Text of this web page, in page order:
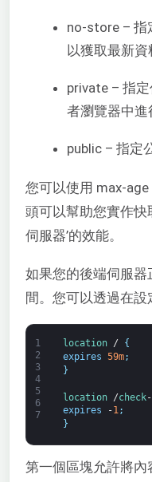
no-store – 指
以獲取最新資
private – 指
者瀏覽器中
public – 指定
您可以使用 max-
頭可以幫助您實作
伺服器’的效能。
如果您的後端伺服器
間。您可以透過在
1
2
3
4
5
6
7
location /
{
expires 59m;
}
location /check-
expires
-1;
}
第一個區塊允許將